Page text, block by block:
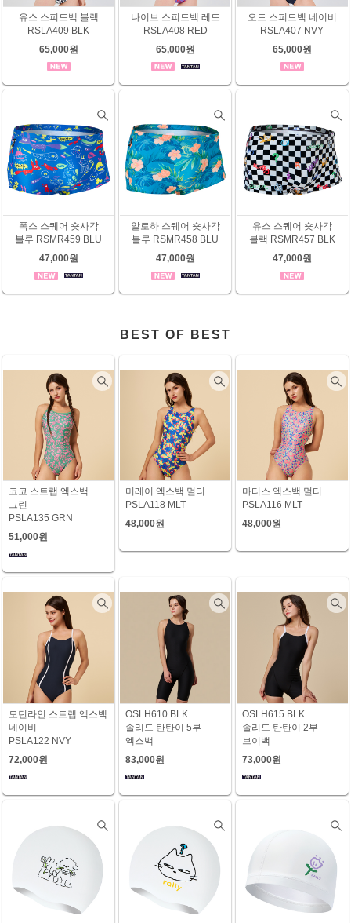
유스 스피드백 블랙
RSLA409 BLK
65,000원
나이브 스피드백 레드
RSLA408 RED
65,000원
오드 스피드백 네이비
RSLA407 NVY
65,000원
폭스 스퀘어 숏사각
블루 RSMR459 BLU
47,000원
알로하 스퀘어 숏사각
블루 RSMR458 BLU
47,000원
유스 스퀘어 숏사각
블랙 RSMR457 BLK
47,000원
BEST OF BEST
코코 스트랩 엑스백
그린
PSLA135 GRN
51,000원
미레이 엑스백 멀티
PSLA118 MLT
48,000원
마티스 엑스백 멀티
PSLA116 MLT
48,000원
모던라인 스트랩 엑스백
네이비
PSLA122 NVY
72,000원
OSLH610 BLK
솔리드 탄탄이 5부
엑스백
83,000원
OSLH615 BLK
솔리드 탄탄이 2부
브이백
73,000원